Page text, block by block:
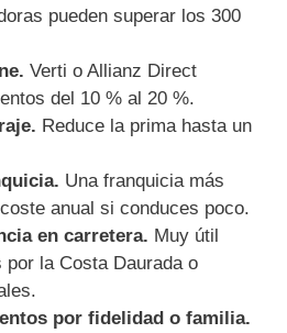
pueden superar los 300
Verti o Allianz Direct
del 10 % al 20 %.
Reduce la prima hasta un
Una franquicia más
anual si conduces poco.
en carretera. Muy útil
por la Costa Daurada o
por fidelidad o familia.